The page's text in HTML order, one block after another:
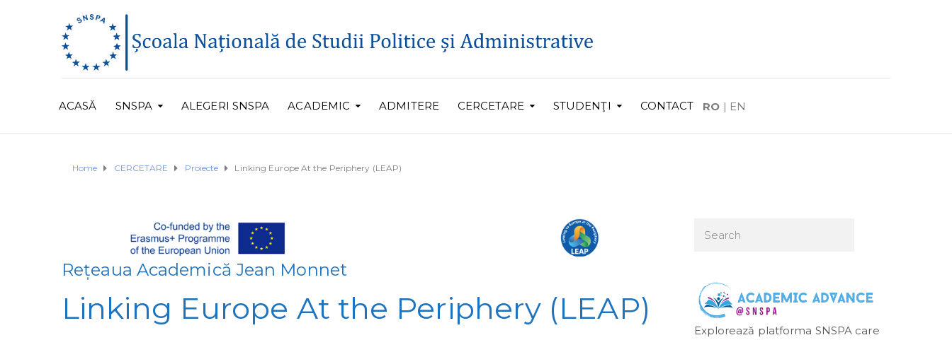
ACASĂ SNSPA ALEGERI SNSPA ACADEMIC ADMITERE CERCETARE STUDENŢI CONTACT RO | EN
Home CERCETARE Proiecte Linking Europe At the Periphery (LEAP)
Rețeaua Academică Jean Monnet
Linking Europe At the Periphery (LEAP)
Explorează platforma SNSPA care